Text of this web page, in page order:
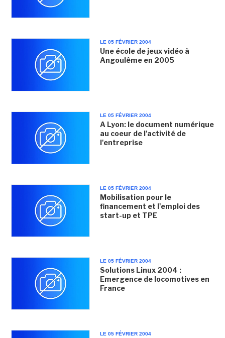
LE 05 FÉVRIER 2004
Une école de jeux vidéo à
Angoulême en 2005
LE 05 FÉVRIER 2004
A Lyon: le document numérique
au coeur de l'activité de
l'entreprise
LE 05 FÉVRIER 2004
Mobilisation pour le
financement et l'emploi des
start-up et TPE
LE 05 FÉVRIER 2004
Solutions Linux 2004 :
Emergence de locomotives en
France
LE 05 FÉVRIER 2004